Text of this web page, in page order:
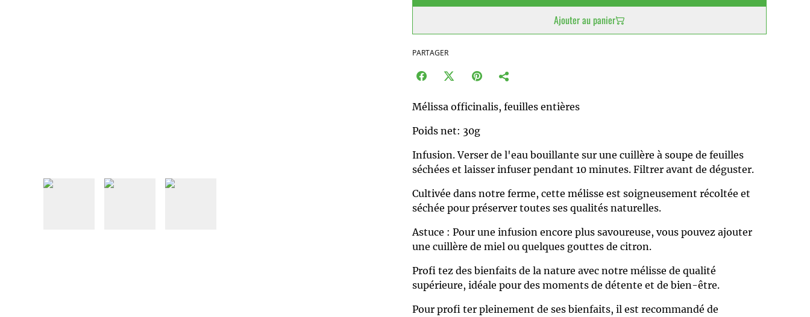
Ajouter au panier
PARTAGER
Mélissa officinalis, feuilles entières
Poids net: 30g
Infusion. Verser de l'eau bouillante sur une cuillère à soupe de feuilles
séchées et laisser infuser pendant 10 minutes. Filtrer avant de déguster.
Cultivée dans notre ferme, cette mélisse est soigneusement récoltée et
séchée pour préserver toutes ses qualités naturelles.
Astuce : Pour une infusion encore plus savoureuse, vous pouvez ajouter
une cuillère de miel ou quelques gouttes de citron.
Profi tez des bienfaits de la nature avec notre mélisse de qualité
supérieure, idéale pour des moments de détente et de bien-être.
Pour profi ter pleinement de ses bienfaits, il est recommandé de